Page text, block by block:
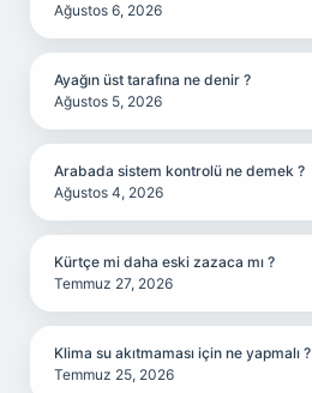
Ağustos 6, 2026
Ayağın üst tarafına ne denir ?
Ağustos 5, 2026
Arabada sistem kontrolü ne demek ?
Ağustos 4, 2026
Kürtçe mi daha eski zazaca mı ?
Temmuz 27, 2026
Klima su akıtmaması için ne yapmalı ?
Temmuz 25, 2026